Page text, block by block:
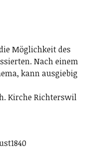
Möglichkeit des
Nach einem
kann ausgiebig
Kirche Richterswil